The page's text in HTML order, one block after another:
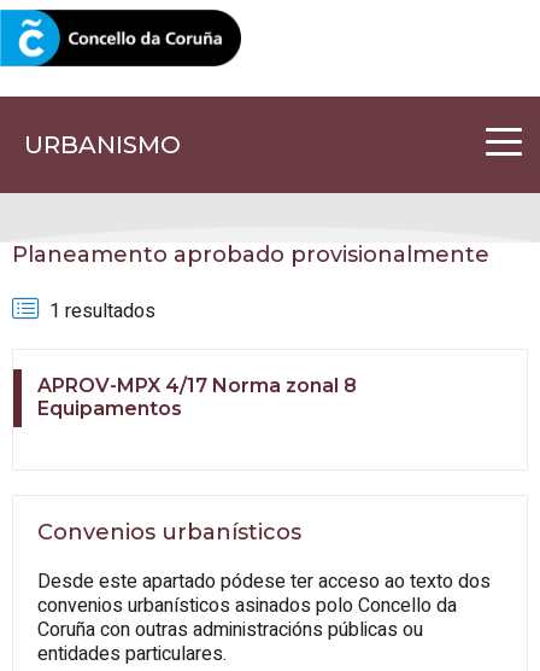
URBANISMO
CORUNA.GAL
Planeamento aprobado provisionalmente
1 resultados
APROV-MPX 4/17 Norma zonal 8
Equipamentos
Convenios urbanísticos
Desde este apartado pódese ter acceso ao texto dos
convenios urbanísticos asinados polo Concello da
Coruña con outras administracións públicas ou
entidades particulares.